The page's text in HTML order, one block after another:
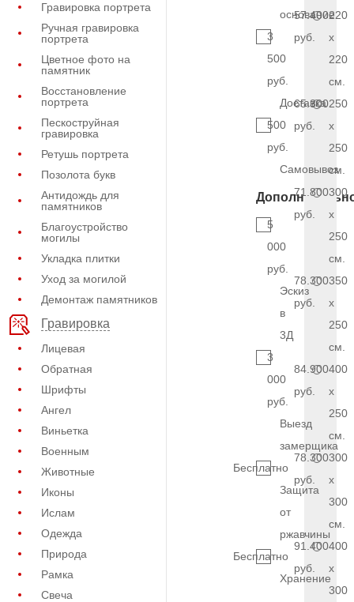
Гравировка портрета
Ручная гравировка
портрета
Цветное фото на
памятник
Восстановление
портрета
Пескоструйная
гравировка
Ретушь портрета
Позолота букв
Антидождь для
памятников
Благоустройство
могилы
Укладка плитки
Уход за могилой
Демонтаж памятников
Гравировка
Лицевая
Обратная
Шрифты
Ангел
Виньетка
Военным
Животные
Иконы
Ислам
Одежда
Природа
Рамка
Свеча
основание
3
500
руб.
Доставка
500
руб.
Самовывоз
5
000
руб.
Эскиз
в
3Д
3
000
руб.
Выезд
замерщика
Бесплатно
Защита
от
ржавчины
Бесплатно
Хранение
57.400
руб.
220
x
220
см.
65.300
руб.
250
x
250
см.
71.800
руб.
300
x
250
см.
78.300
руб.
350
x
250
см.
84.900
руб.
400
x
250
см.
78.300
руб.
300
x
300
см.
91.400
руб.
400
x
300